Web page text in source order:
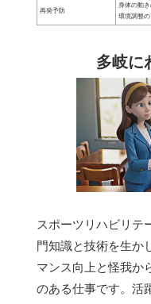
再発予防
身体の動
環境調整の
多岐に
スポーツリハビリテ
門知識と技術を生か
マンス向上と怪我か
のある仕事です。活